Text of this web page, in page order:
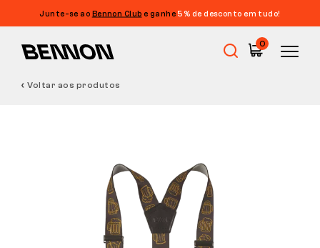
Junte-se ao Bennon Club e ganhe 5% de desconto em tudo!
0
Voltar aos produtos